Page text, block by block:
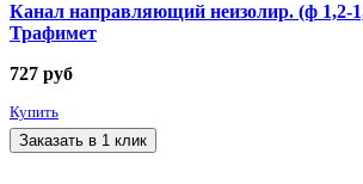
Канал направляющий неизолир. (ф 1,2-
Трафимет
727 руб
Купить
Заказать в 1 клик